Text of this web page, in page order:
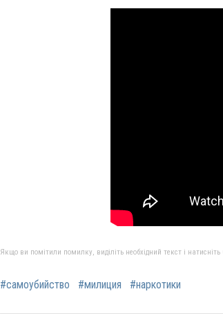
Якщо ви помітили помилку, виділіть необхідний текст і
#самоубийство #милиция #наркотики